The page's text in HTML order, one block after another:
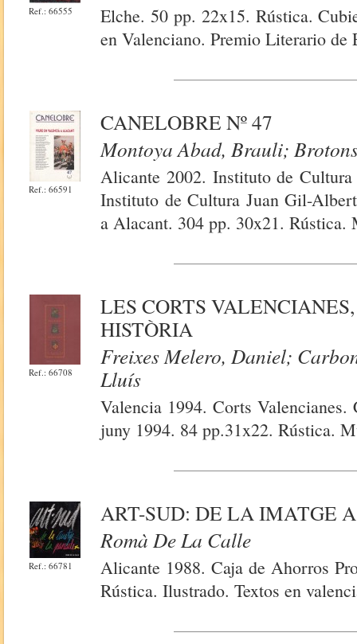
Ref.: 66555
Elche. 50 pp. 22x15. Rústica.
en Valenciano. Premio Literario de
Ref.: 66591
CANELOBRE Nº 47
Montoya Abad, Brauli;
Alicante 2002. Instituto de
Instituto de Cultura Juan Gil-
a Alacant. 304 pp. 30x21. Rústica.
Ref.: 66708
LES CORTS
HISTÒRIA
Freixes Melero, Daniel;
Lluís
Valencia 1994. Corts
juny 1994. 84 pp.31x22. Rústica.
Ref.: 66781
ART-SUD: DE LA IMATGE
Romà De La Calle
Alicante 1988. Caja de Ahorros
Rústica. Ilustrado. Textos en